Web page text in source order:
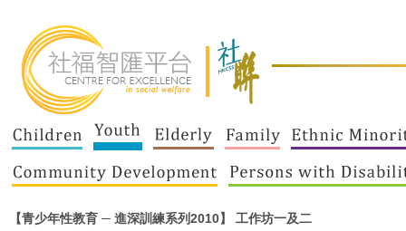
【青少年性教育 ─ 進深訓練系列2010】 工作坊一及二